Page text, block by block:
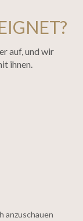
auf, und wir
ihnen.
anzuschauen